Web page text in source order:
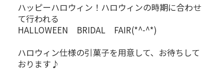
ハッピーハロウィン！ハロウィンの時期に合わせ
て行われる
HALLOWEEN BRIDAL FAIR(*^-^*)
ハロウィン仕様の引菓子を用意して、お待ちして
おります♪